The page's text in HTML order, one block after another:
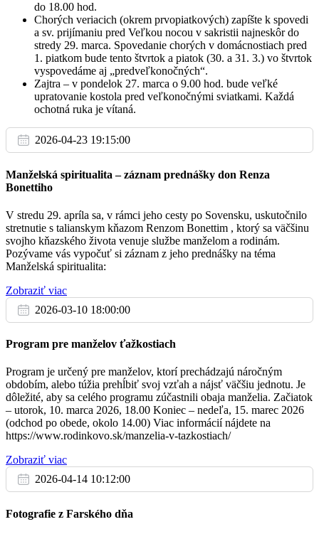
Pi
25.3.
08:00
† rodina Paľová
18:00
† Marián Výboh, rodičia, brat a živá rodina
26.3.
18:00
† Július Pinter (30. deň); † Ľubor Slamka, brat Ján,
rodičia, starí rodičia a živá rodina
Ne
27.3.
† Gizela a Ondrej Baculíkovci, rodičia z oboch
09:00
Aby sme boli verní aj trpiacemu Kristovi (priamy
prenos)
10:30
do 18.00 hod.
Chorých veriacich (okrem prvopiatkových) zapíšte k spovedi
a sv. prijímaniu pred Veľkou nocou v sakristii najneskôr do
stredy 29. marca. Spovedanie chorých v domácnostiach pred
1. piatkom bude tento štvrtok a piatok (30. a 31. 3.) vo štvrtok
vyspovedáme aj „predveľkonočných“.
Zajtra – v pondelok 27. marca o 9.00 hod. bude veľké
upratovanie kostola pred veľkonočnými sviatkami. Každá
ochotná ruka je vítaná.
2026-04-23 19:15:00
Manželská spiritualita – záznam prednášky don Renza
Bonettiho
V stredu 29. apríla sa, v rámci jeho cesty po Sovensku, uskutočnilo
stretnutie s talianskym kňazom Renzom Bonettim , ktorý sa väčšinu
svojho kňazského života venuje službe manželom a rodinám.
Pozývame vás vypočuť si záznam z jeho prednášky na téma
Manželská spiritualita:
Zobraziť viac
2026-03-10 18:00:00
Program pre manželov ťažkostiach
Program je určený pre manželov, ktorí prechádzajú náročným
obdobím, alebo túžia prehĺbiť svoj vzťah a nájsť väčšiu jednotu. Je
dôležité, aby sa celého programu zúčastnili obaja manželia. Začiatok
– utorok, 10. marca 2026, 18.00 Koniec – nedeľa, 15. marec 2026
(odchod po obede, okolo 14.00) Viac informácií nájdete na
https://www.rodinkovo.sk/manzelia-v-tazkostiach/
Zobraziť viac
2026-04-14 10:12:00
Fotografie z Farského dňa